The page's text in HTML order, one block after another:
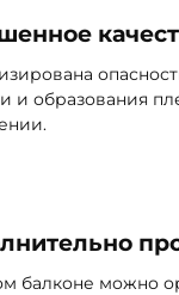
и образования
балконе можно